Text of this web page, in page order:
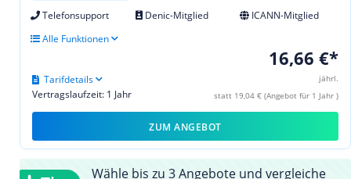
Telefonsupport Denic-Mitglied
ICANN-Mitglied
Alle Funktionen
16,66 €*
jährl.
statt 19,04 € (Angebot für 1 Jahr )
Vertragslaufzeit: 1 Jahr
Tarifdetails
ZUM ANGEBOT
Wähle bis zu 3 Angebote und vergleiche